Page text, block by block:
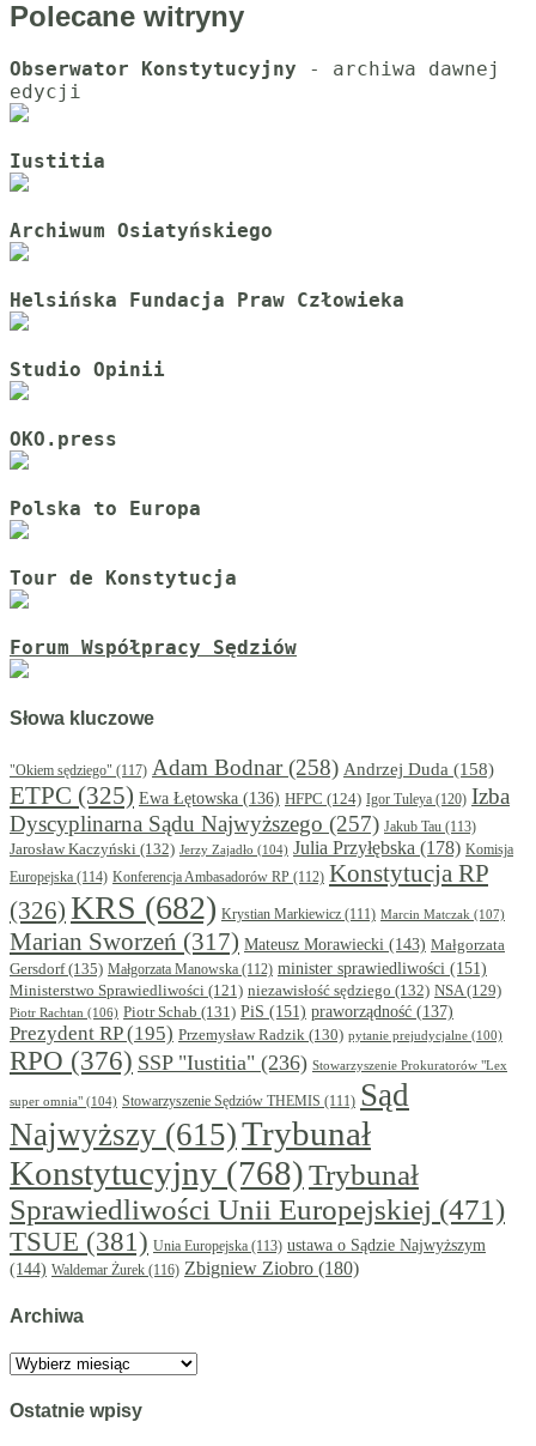
Polecane witryny
Obserwator Konstytucyjny - archiwa dawnej
Iustitia
Archiwum Osiatyńskiego
Helsińska Fundacja Praw Człowieka
Studio Opinii
OKO.press
Polska to Europa
Tour de Konstytucja
Forum Współpracy Sędziów
Słowa kluczowe
"Okiem sędziego" (117) Adam Bodnar(258) Andrzej Duda (158)
ETPC (325) Ewa Łętowska (136) HFPC (124) Igor Tuleya (120) Izba
Dyscyplinarna Sądu Najwyższego (257) Jakub Tau (113)
Jarosław Kaczyński (132) Jerzy Zajadło (104) Julia Przyłębska (178) Komisja
Europejska (114) Konferencja Ambasadorów RP (112) Konstytucja RP
(326) KRS (682) Krystian Markiewicz (111) Marcin Matczak (107)
Marian Sworzeń (317) Mateusz Morawiecki (143) Małgorzata
Gersdorf(135) Małgorzata Manowska (112) minister sprawiedliwości (151)
Ministerstwo Sprawiedliwości (121) niezawisłość sędziego (132) NSA(129)
Piotr Rachtan (106) Piotr Schab (131) PiS (151) praworządność (137)
Prezydent RP(195) Przemysław Radzik (130) pytanie prejudycjalne (100)
RPO (376) SSP "Iustitia" (236) Stowarzyszenie Prokuratorów "Lex
super omnia" (104) Stowarzyszenie Sędziów THEMIS (111) Sąd
Najwyższy (615)Trybunał
Konstytucyjny (768)Trybunał
Sprawiedliwości Unii Europejskiej (471)
TSUE (381) Unia Europejska (113) ustawa o Sądzie Najwyższym
(144) Waldemar Żurek (116) Zbigniew Ziobro (180)
Archiwa
Archiwa
Ostatnie wpisy